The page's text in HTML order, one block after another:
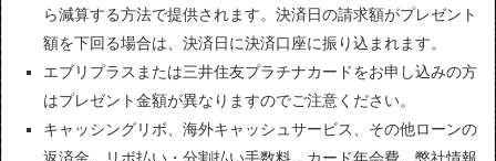
ら減算する方法で提供されます。決済日の請求額がプレゼント
額を下回る場合は、決済日に決済口座に振り込まれます。
エブリプラスまたは三井住友プラチナカードをお申し込みの方
はプレゼント金額が異なりますのでご注意ください。
キャッシングリボ、海外キャッシュサービス、その他ローンの